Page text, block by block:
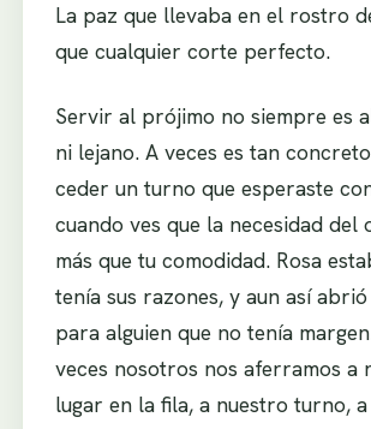
La paz que llevaba en el rostro
que cualquier corte perfecto.
Servir al prójimo no siempre es
ni lejano. A veces es tan
ceder un turno que esperaste
cuando ves que la necesidad del
más que tu comodidad. Rosa
tenía sus razones, y aun así
para alguien que no tenía
veces nosotros nos aferramos a
lugar en la fila, a nuestro turno,